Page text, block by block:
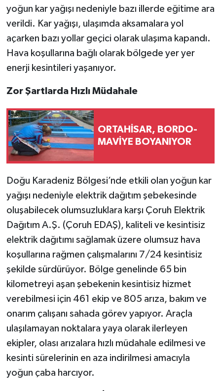
yoğun kar yağışı nedeniyle bazı illerde eğitime ara
verildi. Kar yağışı, ulaşımda aksamalara yol
açarken bazı yollar geçici olarak ulaşıma kapandı.
Hava koşullarına bağlı olarak bölgede yer yer
enerji kesintileri yaşanıyor.
Zor Şartlarda Hızlı Müdahale
ORTAHİSAR, BORDO-
MAVİYE BOYANIYOR
Doğu Karadeniz Bölgesi’nde etkili olan yoğun kar
yağışı nedeniyle elektrik dağıtım şebekesinde
oluşabilecek olumsuzluklara karşı Çoruh Elektrik
Dağıtım A.Ş. (Çoruh EDAŞ), kaliteli ve kesintisiz
elektrik dağıtımı sağlamak üzere olumsuz hava
koşullarına rağmen çalışmalarını 7/24 kesintisiz
şekilde sürdürüyor. Bölge genelinde 65 bin
kilometreyi aşan şebekenin kesintisiz hizmet
verebilmesi için 461 ekip ve 805 arıza, bakım ve
onarım çalışanı sahada görev yapıyor. Araçla
ulaşılamayan noktalara yaya olarak ilerleyen
ekipler, olası arızalara hızlı müdahale edilmesi ve
kesinti sürelerinin en aza indirilmesi amacıyla
yoğun çaba harcıyor.